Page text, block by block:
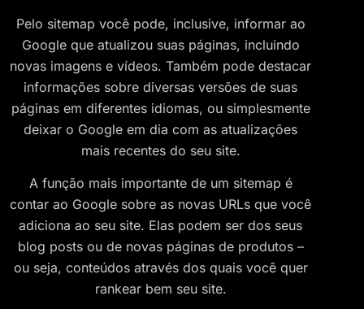
Pelo sitemap você pode, inclusive, informar ao
Google que atualizou suas páginas, incluindo
novas imagens e vídeos. Também pode destacar
informações sobre diversas versões de suas
páginas em diferentes idiomas, ou simplesmente
deixar o Google em dia com as atualizações
mais recentes do seu site.
A função mais importante de um sitemap é
contar ao Google sobre as novas URLs que você
adiciona ao seu site. Elas podem ser dos seus
blog posts ou de novas páginas de produtos –
ou seja, conteúdos através dos quais você quer
rankear bem seu site.